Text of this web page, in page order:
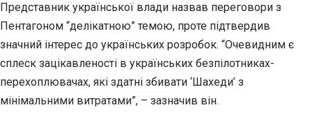
Представник української влади назвав переговори з
Пентагоном “делікатною” темою, проте підтвердив
значний інтерес до українських розробок. “Очевидним є
сплеск зацікавленості в українських безпілотниках-
перехоплювачах, які здатні збивати ‘Шахеди’ з
мінімальними витратами”, – зазначив він.